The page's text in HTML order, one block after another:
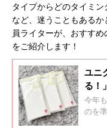
タイプからどのタイミ
など、迷うこともある
員ライターが、おすす
をご紹介します！
ユニ
る！
ビー
今年
のを